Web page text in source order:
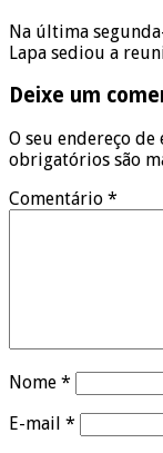
Na última
Lapa sediou a
Deixe um
O seu endereço
obrigatórios são
Comentário *
Nome *
E-mail *